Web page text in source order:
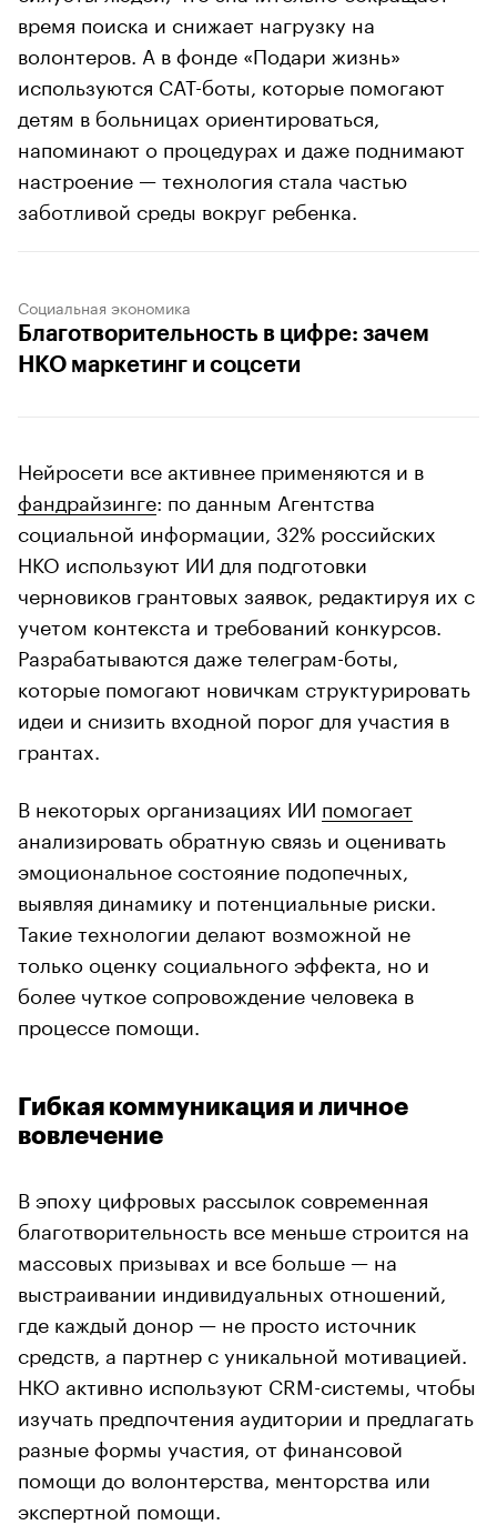
время поиска и снижает нагрузку на
волонтеров. А в фонде «Подари жизнь»
используются CAT-боты, которые помогают
детям в больницах ориентироваться,
напоминают о процедурах и даже поднимают
настроение — технология стала частью
заботливой среды вокруг ребенка.
Социальная экономика
Благотворительность в цифре: зачем
НКО маркетинг и соцсети
Нейросети все активнее применяются и в
фандрайзинге: по данным Агентства
социальной информации, 32% российских
НКО используют ИИ для подготовки
черновиков грантовых заявок, редактируя их с
учетом контекста и требований конкурсов.
Разрабатываются даже телеграм-боты,
которые помогают новичкам структурировать
идеи и снизить входной порог для участия в
грантах.
В некоторых организациях ИИ помогает
анализировать обратную связь и оценивать
эмоциональное состояние подопечных,
выявляя динамику и потенциальные риски.
Такие технологии делают возможной не
только оценку социального эффекта, но и
более чуткое сопровождение человека в
процессе помощи.
Гибкая коммуникация и личное
вовлечение
В эпоху цифровых рассылок современная
благотворительность все меньше строится на
массовых призывах и все больше — на
выстраивании индивидуальных отношений,
где каждый донор — не просто источник
средств, а партнер с уникальной мотивацией.
НКО активно используют CRM-системы, чтобы
изучать предпочтения аудитории и предлагать
разные формы участия, от финансовой
помощи до волонтерства, менторства или
экспертной помощи.